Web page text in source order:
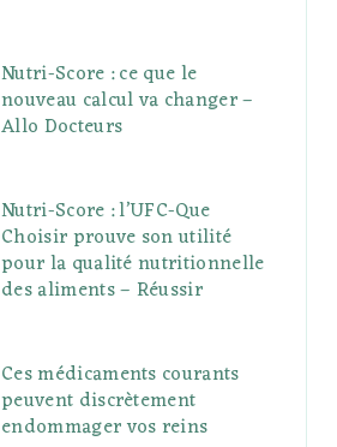
Nutri-Score : ce que le
nouveau calcul va changer –
Allo Docteurs
Nutri-Score : l’UFC-Que
Choisir prouve son utilité
pour la qualité nutritionnelle
des aliments – Réussir
Ces médicaments courants
peuvent discrètement
endommager vos reins